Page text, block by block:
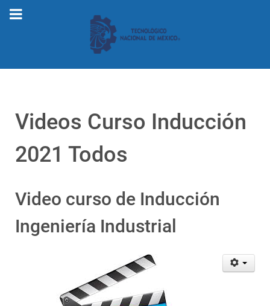
Videos Curso Inducción
2021 Todos
Video curso de Inducción
Ingeniería Industrial